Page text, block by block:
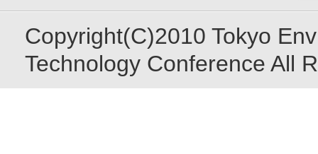
Copyright(C)2010 Tokyo
Technology Conference All